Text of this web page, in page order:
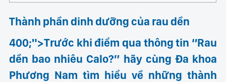
Thành phần dinh dưỡng của rau dền
400;">Trước khi điểm qua thông tin “Rau
dền bao nhiêu Calo?” hãy cùng Đa khoa
Phương Nam tìm hiểu về những thành